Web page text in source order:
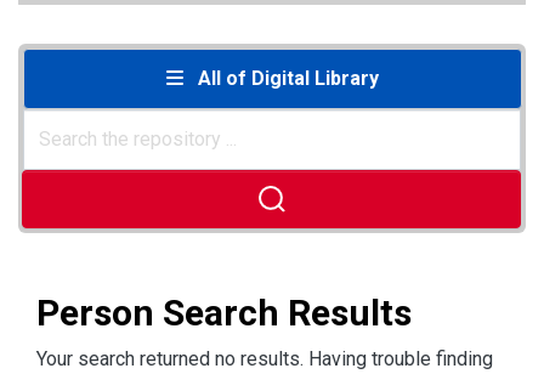
All of Digital Library
Person Search Results
Your search returned no results. Having trouble finding